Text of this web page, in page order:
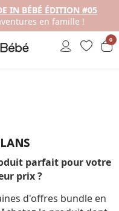
IN BÉBÉ ÉDITION #05
en famille !
0
parfait pour votre
prix ?
d'offres bundle en